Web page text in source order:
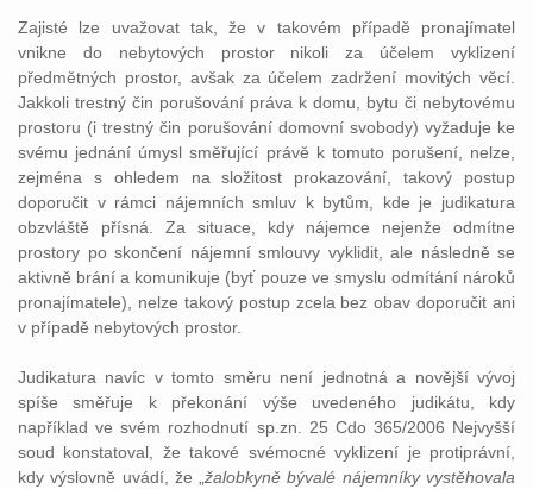
Zajisté lze uvažovat tak, že v takovém případě pronajímatel
vnikne do nebytových prostor nikoli za účelem vyklizení
předmětných prostor, avšak za účelem zadržení movitých věcí.
Jakkoli trestný čin porušování práva k domu, bytu či nebytovému
prostoru (i trestný čin porušování domovní svobody) vyžaduje ke
svému jednání úmysl směřující právě k tomuto porušení, nelze,
zejména s ohledem na složitost prokazování, takový postup
doporučit v rámci nájemních smluv k bytům, kde je judikatura
obzvláště přísná. Za situace, kdy nájemce nejenže odmítne
prostory po skončení nájemní smlouvy vyklidit, ale následně se
aktivně brání a komunikuje (byť pouze ve smyslu odmítání nároků
pronajímatele), nelze takový postup zcela bez obav doporučit ani
v případě nebytových prostor.
Judikatura navíc v tomto směru není jednotná a novější vývoj
spíše směřuje k překonání výše uvedeného judikátu, kdy
například ve svém rozhodnutí sp.zn. 25 Cdo 365/2006 Nejvyšší
soud konstatoval, že takové svémocné vyklizení je protiprávní,
kdy výslovně uvádí, že „žalobkyně bývalé nájemníky vystěhovala